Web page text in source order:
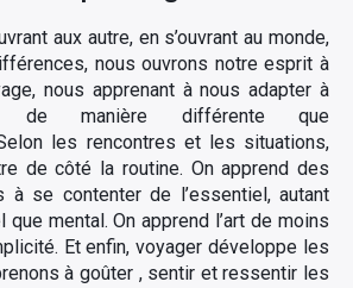
aux autre, en s’ouvrant au monde,
nous ouvrons notre esprit à
nous apprenant à nous adapter à
de manière différente que
les rencontres et les situations,
de côté la routine. On apprend des
à se contenter de l’essentiel, autant
mental. On apprend l’art de moins
Et enfin, voyager développe les
à goûter , sentir et ressentir les